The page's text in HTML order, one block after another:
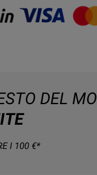
DEL
I 100 €*